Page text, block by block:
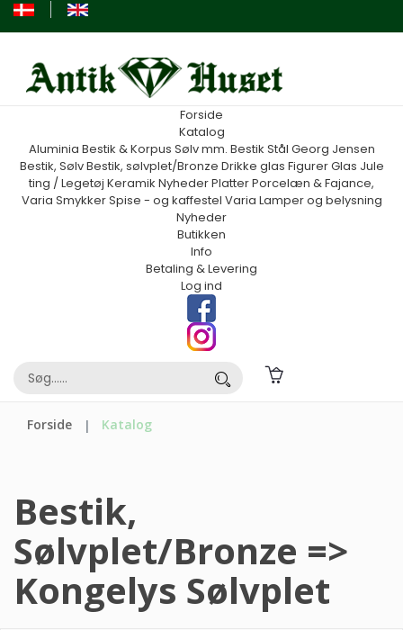
Forside
Katalog
Aluminia Bestik & Korpus Sølv mm. Bestik Stål Georg Jensen
Bestik, SølvBestik, sølvplet/Bronze Drikke glas FigurerGlas Jule
ting / Legetøj Keramik NyhederPlatterPorcelæn & Fajance,
Varia SmykkerSpise - og kaffestel Varia Lamper og belysning
Nyheder
Butikken
Info
Betaling & Levering
Log ind
Forside Katalog
Bestik,
Sølvplet/Bronze =>
Kongelys Sølvplet